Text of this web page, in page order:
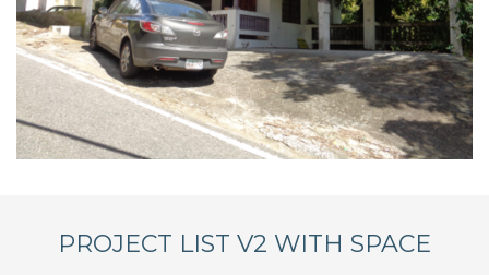
PROJECT LIST V2 WITH SPACE